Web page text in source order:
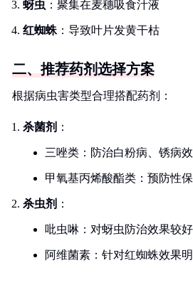
蚜虫 ：聚集在麦穗吸食汁液
红蜘蛛 ：导致叶片发黄干枯
二、推荐药剂选择方案
根据病虫害类型合理搭配药剂：
杀菌剂 ：
三唑类：防治白粉病、锈病
甲氧基丙烯酸酯类：预防性
杀虫剂 ：
吡虫啉：对蚜虫防治效果较好
阿维菌素：针对红蜘蛛效果